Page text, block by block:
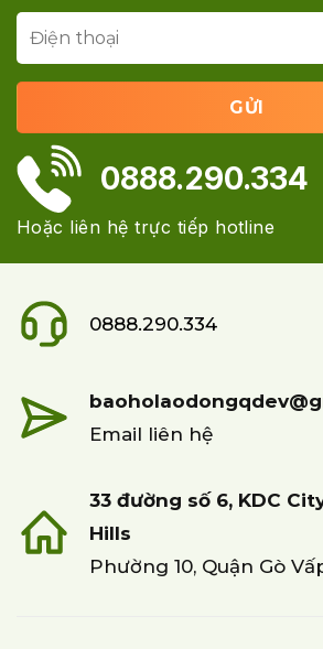
0888.290.334
Hoặc liên hệ trực tiếp hotline
0888.290.334
Email liên hệ
33 đường số 6, KDC
Hills
Phường 10, Quận Gò